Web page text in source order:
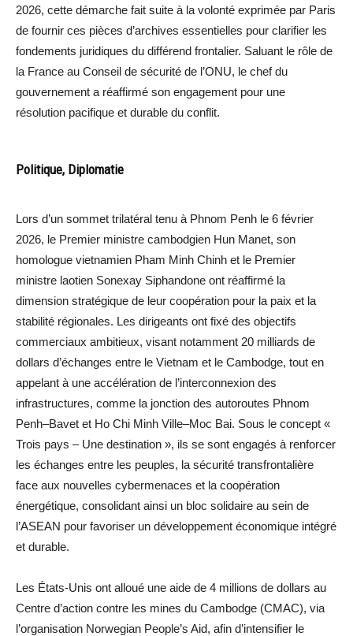
2026, cette démarche fait suite à la volonté exprimée par Paris
de fournir ces pièces d’archives essentielles pour clarifier les
fondements juridiques du différend frontalier. Saluant le rôle de
la France au Conseil de sécurité de l’ONU, le chef du
gouvernement a réaffirmé son engagement pour une
résolution pacifique et durable du conflit.
Politique, Diplomatie
Lors d’un sommet trilatéral tenu à Phnom Penh le 6 février
2026, le Premier ministre cambodgien Hun Manet, son
homologue vietnamien Pham Minh Chinh et le Premier
ministre laotien Sonexay Siphandone ont réaffirmé la
dimension stratégique de leur coopération pour la paix et la
stabilité régionales. Les dirigeants ont fixé des objectifs
commerciaux ambitieux, visant notamment 20 milliards de
dollars d’échanges entre le Vietnam et le Cambodge, tout en
appelant à une accélération de l’interconnexion des
infrastructures, comme la jonction des autoroutes Phnom
Penh–Bavet et Ho Chi Minh Ville–Moc Bai. Sous le concept «
Trois pays – Une destination », ils se sont engagés à renforcer
les échanges entre les peuples, la sécurité transfrontalière
face aux nouvelles cybermenaces et la coopération
énergétique, consolidant ainsi un bloc solidaire au sein de
l’ASEAN pour favoriser un développement économique intégré
et durable.
Les États-Unis ont alloué une aide de 4 millions de dollars au
Centre d’action contre les mines du Cambodge (CMAC), via
l’organisation Norwegian People’s Aid, afin d’intensifier le